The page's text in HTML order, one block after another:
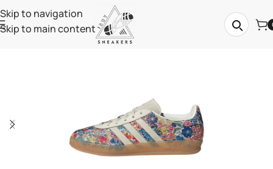
Skip to navigation
Skip to main content